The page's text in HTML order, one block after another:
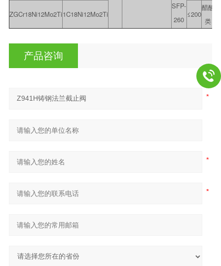
SFP-
260
ZGCr18Ni12Mo2Ti1C18Ni12Mo2Ti ≤200
醋酸
类
产品咨询